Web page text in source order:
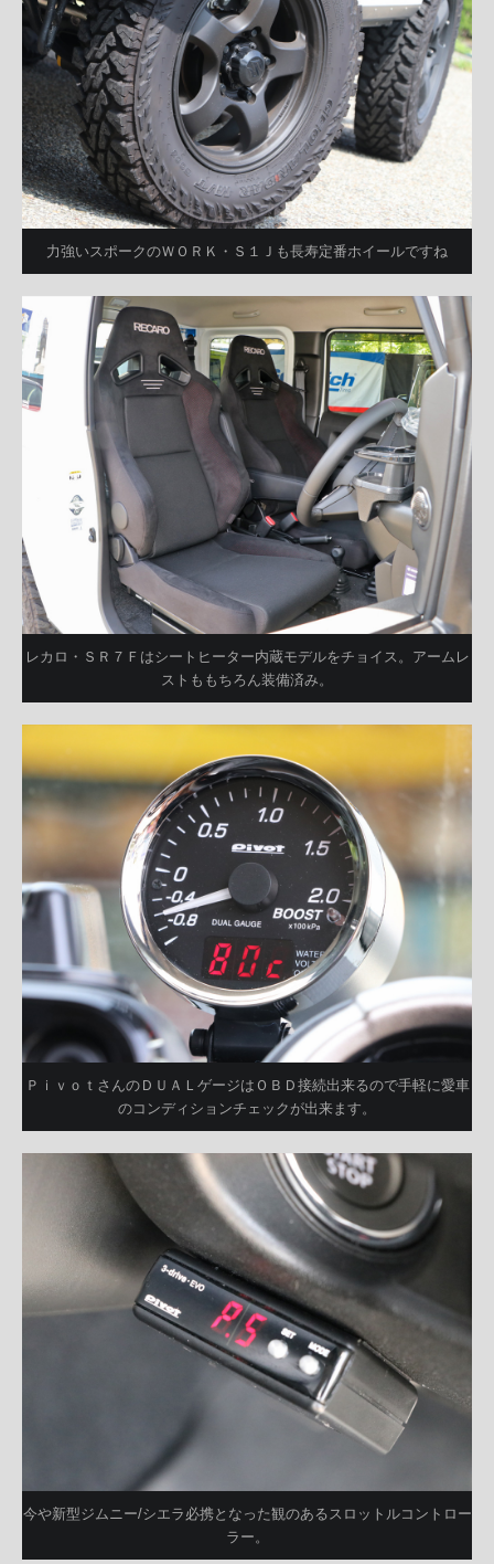
力強いスポークのＷＯＲＫ・Ｓ１Ｊも長寿定番ホイールですね
レカロ・ＳＲ７Ｆはシートヒーター内蔵モデルをチョイス。アームレ
ストももちろん装備済み。
ＰｉｖｏｔさんのＤＵＡＬゲージはＯＢＤ接続出来るので手軽に愛車
のコンディションチェックが出来ます。
今や新型ジムニー/シエラ必携となった観のあるスロットルコントロー
ラー。